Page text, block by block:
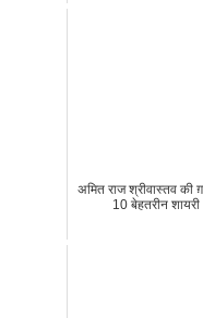
अमित राज श्रीवास्तव की
10 बेहतरीन शायरी